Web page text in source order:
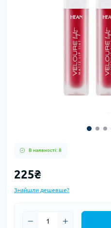
В наявності: 8
225₴
Знайшли дешевше?